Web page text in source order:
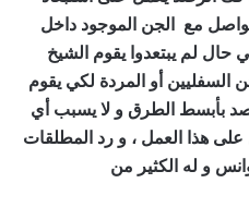
مع الجن الموجود داخل
حال لم يبتعدوا يقوم الشيخ
السفليين أو المردة لكي يقوم
بأبسط الطرق و لا يسبب أي
هذا العمل ، و رد المطلقات
و له الكثير من